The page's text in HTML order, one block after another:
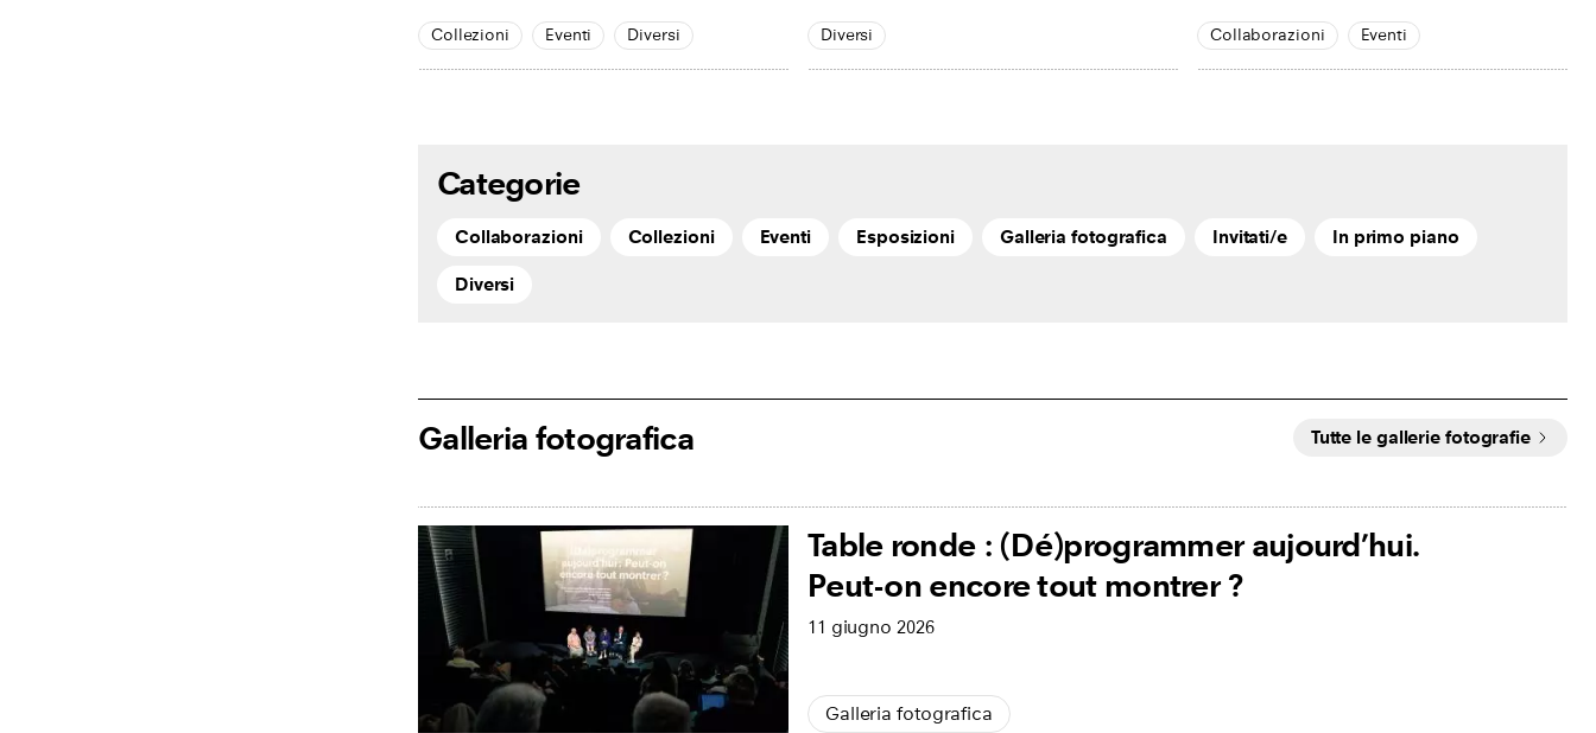
Collezioni Eventi Diversi Diversi Collaborazioni Eventi
Categorie
Collaborazioni Collezioni Eventi Esposizioni Galleria fotografica Invitati/e In primo piano
Diversi
Galleria fotografica Tutte le gallerie fotografie
Table ronde : (Dé)programmer aujourd’hui.
Peut-on encore tout montrer ?
11 giugno 2026
Galleria fotografica